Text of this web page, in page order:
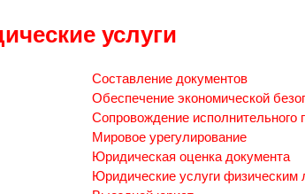
услуги
Составление документов
Обеспечение экономической
Сопровождение исполнительного
Мировое урегулирование
Юридическая оценка документа
Юридические услуги физическим